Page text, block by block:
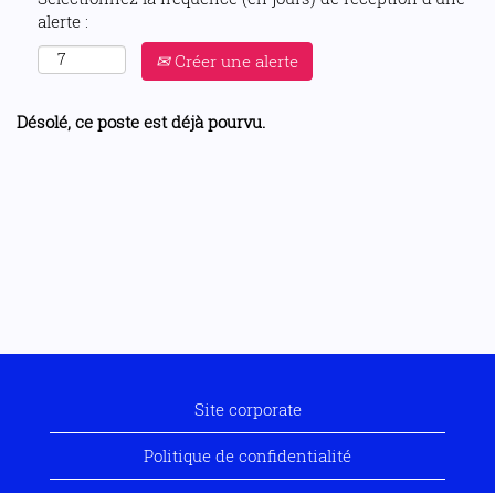
alerte :
Créer une alerte
Désolé, ce poste est déjà pourvu.
Site corporate
Politique de confidentialité